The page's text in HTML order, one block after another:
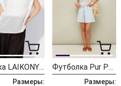
Блузка LAIKONY L-134-3
Размеры:
Футболка Pur Pur 11-388-2
Размеры: